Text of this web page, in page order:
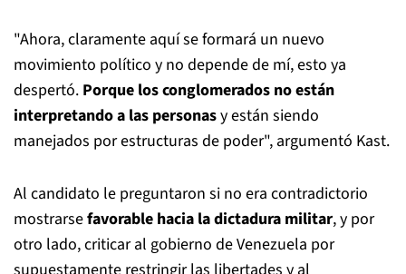
"Ahora, claramente aquí se formará un nuevo
movimiento político y no depende de mí, esto ya
despertó. Porque los conglomerados no están
interpretando a las personasy están siendo
manejados por estructuras de poder", argumentó Kast.
Al candidato le preguntaron si no era contradictorio
mostrarsefavorable hacia la dictadura militar, y por
otro lado, criticar al gobierno de Venezuela por